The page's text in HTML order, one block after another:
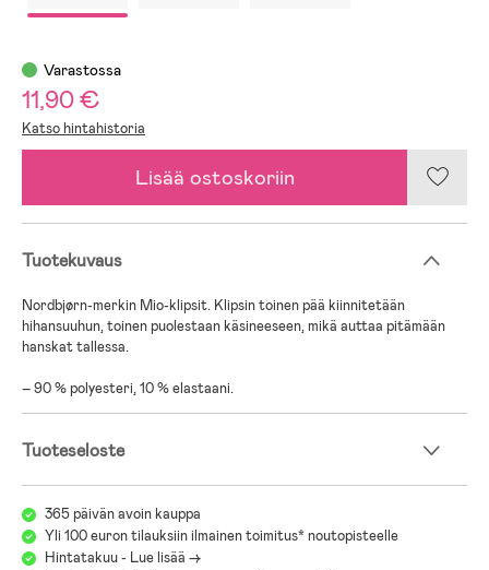
Varastossa
11,90 €
Katso hintahistoria
Lisää ostoskoriin
Tuotekuvaus
Nordbjørn-merkin Mio-klipsit. Klipsin toinen pää kiinnitetään
hihansuuhun, toinen puolestaan käsineeseen, mikä auttaa pitämään
hanskat tallessa.
– 90 % polyesteri, 10 % elastaani.
Tuoteseloste
365 päivän avoin kauppa
Yli 100 euron tilauksiin ilmainen toimitus* noutopisteelle
Hintatakuu - Lue lisää ->